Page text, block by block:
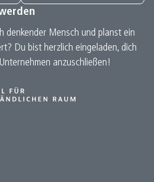
denkender Mensch und planst ein
Du bist herzlich eingeladen, dich
anzuschließen!